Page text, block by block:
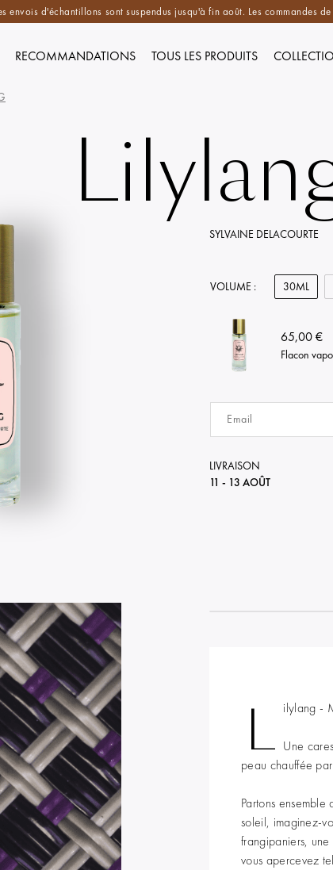
envois d'échantillons sont suspendus jusqu'à fin août. Les commandes
RECOMMANDATIONS TOUS LES PRODUITS
SYLVAINE DELACOURTE
VOLUME : 30ML
65,00 €
Flacon
LIVRAISON
11 - 13 AOÛT
L ilylang -
Une
peau chauffée
Partons
soleil, imaginez-
frangipaniers,
vous apercevez